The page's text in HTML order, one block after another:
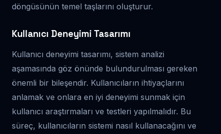
döngüsünün temel taşlarını oluşturur.
Kullanıcı Deneyimi Tasarımı
Kullanıcı deneyimi tasarımı, sistem analizi
aşamasında göz önünde bulundurulması gereken
önemli bir bileşendir. Kullanıcıların ihtiyaçlarını
anlamak ve onlara en iyi deneyimi sunmak için
kullanıcı araştırmaları ve testleri yapılmalıdır. Bu
süreç, kullanıcıların sistemi nasıl kullanacağını ve